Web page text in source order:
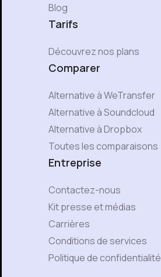
Blog
Tarifs
Découvrez nos plans
Comparer
Alternative à WeTransfer
Alternative à Soundcloud
Alternative à Dropbox
Toutes les comparaisons
Entreprise
Contactez-nous
Kit presse et médias
Carrières
Conditions de services
Politique de confidentialité